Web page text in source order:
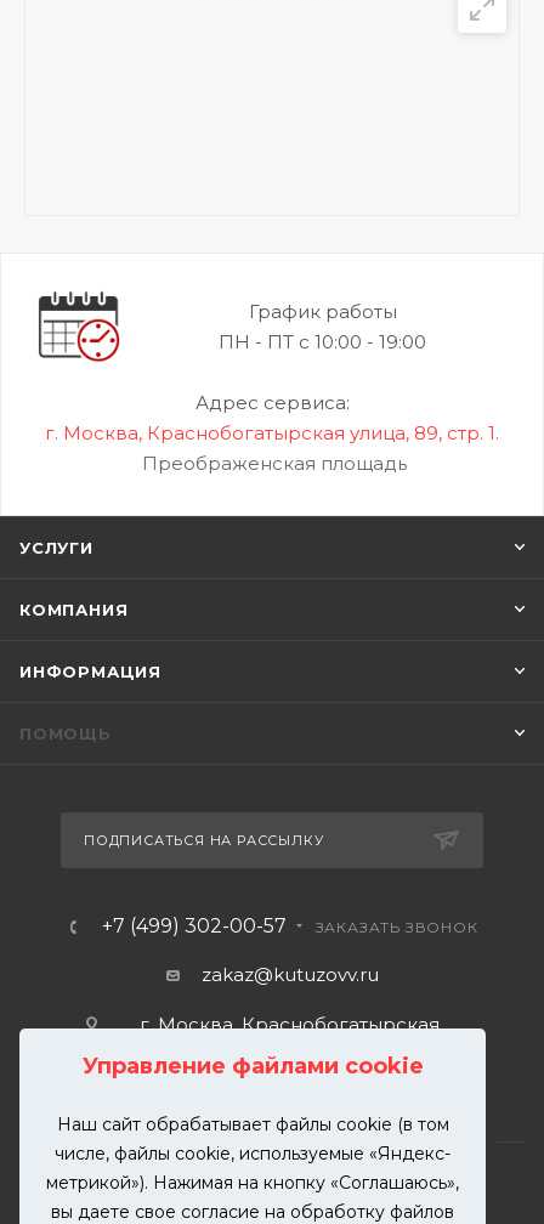
Управление файлами cookie
Наш сайт обрабатывает файлы cookie (в том
числе, файлы cookie, используемые «Яндекс-
метрикой»). Нажимая на кнопку «Соглашаюсь»,
вы даете свое согласие на обработку файлов
График работы
ПН - ПТ с 10:00 - 19:00
Адрес сервиса:
г. Москва, Краснобогатырская улица, 89, стр. 1.
Преображенская площадь
УСЛУГИ
КОМПАНИЯ
ИНФОРМАЦИЯ
ПОМОЩЬ
ПОДПИСАТЬСЯ НА РАССЫЛКУ
+7 (499) 302-00-57 ЗАКАЗАТЬ ЗВОНОК
zakaz@kutuzovv.ru
г. Москва, Краснобогатырская